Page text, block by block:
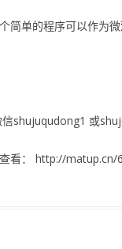
简单的程序可以作为
信shujuqudong1 或
看： http://matup.cn/